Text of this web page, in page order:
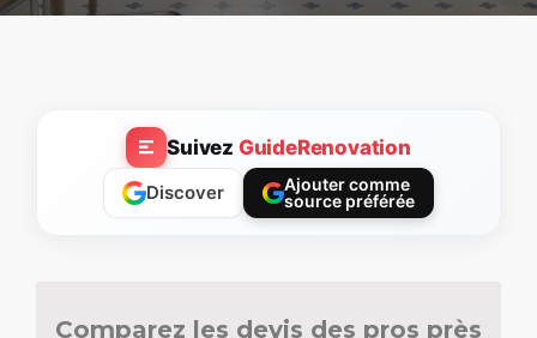
Suivez GuideRenovation
Discover
Ajouter comme
source préférée
Comparez les devis des pros près